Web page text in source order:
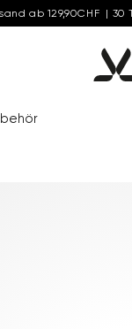
ab 129,90CHF |